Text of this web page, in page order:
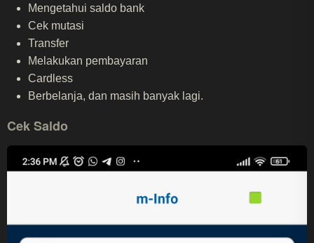
Mengetahui saldo bank
Cek mutasi
Transfer
Melakukan pembayaran
Cardless
Berbelanja, dan masih banyak lagi.
Cek Saldo